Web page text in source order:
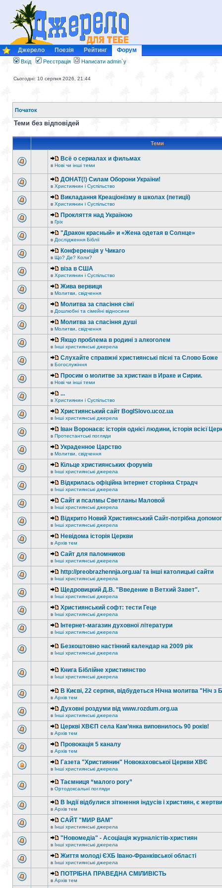
Джерело Поезія Рейтинг Форум
Вхід Реєстрація Написати admin`у
Сьогодні: 10 серпня 2026, 21:44
Початок
Теми без відповідей
Теми
Всё о сериалах и фильмах
в Нові чи інші теми
ДОНАТ(!) Силам Оборони України!
в Християнин і Суспільство
Викладання Креаціонізму в школах (петиції)
в Християнин і Суспільство
Прокляття над Україною
в Гріх
"Дракон красный» и «Жена одетая в Солнце»
в Дослідження Біблії
Конференція у Чикаго
в Що? Де? Коли?
віза в США
в Християнин і Суспільство
Жива вервиця
в Молитви, свідчення
Молитва за спасіння сімї
в Дошлюбні та сімейні відносини
Молитва за спасіння душі
в Молитви, свідчення
Якщо проблема в родині з алкоголем
в Інші християнські джерела
Слухайте справжні християнські пісні та Слово Боже
в Богослужіння
Просим о молитве за христиан в Ираке и Сирии.
в Нові чи інші теми
...
в Християнин і Суспільство
Християнський сайт BogISlovo.ucoz.ua
в Інші християнські джерела
Іван Воронаєв: історія однієї людини, історія всієї
в Протестантські погляди
Украденное Царство
в Молитви, свідчення
Кільце християнських форумів
в Інші християнські джерела
Відкрилась офіційна інтернет сторінка Страдч
в Інші християнські джерела
Сайт и псалмы Светланы Маловой
в Інші християнські джерела
Відкрито Новий Християнський Сайт-потрібна
в Інші християнські джерела
Невідома історія Церкви
в Архів тем
Сайт для паломников
в Інші християнські джерела
http://preobrazhennja.org.ua/ та інші католицькі сайти
в Інші християнські джерела
Щедровицкий Д.В. "Введение в Ветхий Завет".
в Інші християнські джерела
Християнський софт: тести Геце
в Інші християнські джерела
Інтернет-магазин духовної літератури
в Інші християнські джерела
Безкоштовно настінний календар на 2009 рік
в Інші християнські джерела
Книга Біблійне християнство
в Інші християнські джерела
В Києві, 22 серпня, відбудеться Нічна молитва "Ніч з
в Архів тем
Духовні роздуми від www.rozdum.org.ua
в Інші християнські джерела
Церкві ХВЄП села Кам’янка виповнилось 90 років!
в Архів тем
Провокація 5 каналу
в Архів тем
Газета "Християнин" Новокаховської Церкви ХВЄ
в Інші християнські джерела
Таємниця “малого рогу”
в Ортодоксальні погляди
В Індії відбулися зіткнення індусів і християн, є жертви
в Архів тем
САЙТ "МИР ВАМ"
в Інші християнські джерела
"Новомедіа" - Асоціація журналістів-християн
в Інші християнські джерела
Життя молоді ЄХБ Івано-Франківської області
в Інші християнські джерела
ПОТРІБНА ПРАВЕДНА СМІЛИВІСТЬ
в Архів тем